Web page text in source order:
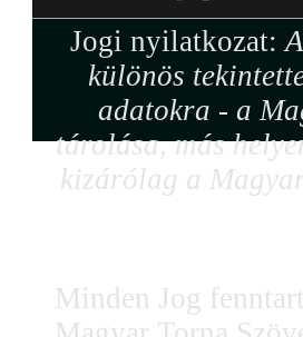
Jogi nyilatkozat:
különös
adatokra - a
tárolása, más
kizárólag a
Minden Jog